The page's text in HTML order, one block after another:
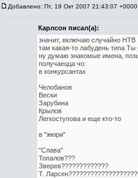
Добавлено: Пт, 19 Окт 2007 21:43:07 +0000
Карлсон писал(а):
значит, включаю случайно НТВ
там какая-то лабудень типа
ну думаю знакомые имена,
получаецца чо:
в конкурсантах
Челобанов
Вески
Зарубина
Крылов
Легкоступова и еще кто-то
в "жюри"
"Слава"
Топалов???
Зверев?????????????
Т.